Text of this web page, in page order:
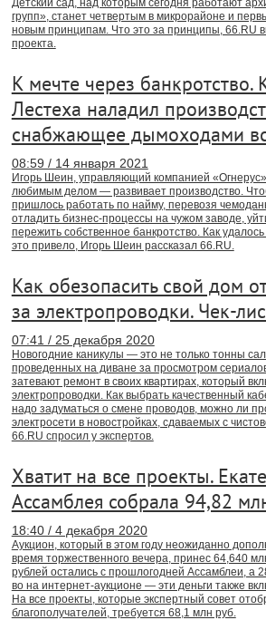
Детский сад, над которым сегодня работают
групп», станет четвертым в микрорайоне и
новым принципам. Что это за принципы, 66.RU
проекта.
К мечте через банкротство.
Лестеха наладил
снабжающее дымоходами
08:59 / 14 января 2021
Игорь Шеин, управляющий компанией
любимым делом — развивает производство.
пришлось работать по найму, перевозя
отладить бизнес-процессы на чужом заводе,
пережить собственное банкротство. Как
это привело, Игорь Шеин рассказал 66.RU.
Как обезопасить свой дом
за электропроводки. Чек-
07:41 / 25 декабря 2020
Новогодние каникулы — это не только тонны
проведенных на диване за просмотром
затевают ремонт в своих квартирах, который
электропроводки. Как выбрать качественный
надо задуматься о смене проводов, можно ли
электросети в новостройках, сдаваемых с
66.RU спросил у экспертов.
Хватит на все проекты.
Ассамблея собрала 94,82
18:40 / 4 декабря 2020
Аукцион, который в этом году неожиданно
время торжественного вечера, принес 64,640
рублей остались с прошлогодней Ассамблеи, а
во на интернет-аукционе — эти деньги также
На все проекты, которые экспертный совет
благополучателей, требуется 68,1 млн руб.